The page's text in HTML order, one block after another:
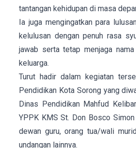
tantangan kehidupan di masa
Ia juga mengingatkan para
kelulusan dengan penuh rasa
jawab serta tetap menjaga
keluarga.
Turut hadir dalam kegiatan
Pendidikan Kota Sorong yang
Dinas Pendidikan Mahfud
YPPK KMS St. Don Bosco
dewan guru, orang tua/wali
undangan lainnya.